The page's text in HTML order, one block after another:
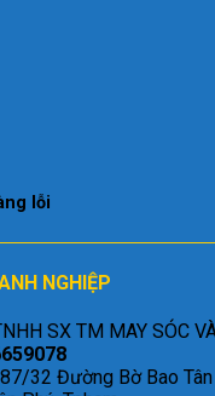
lỗi
NGHIỆP
SX TM MAY SÓC
32 Đường Bờ Bao